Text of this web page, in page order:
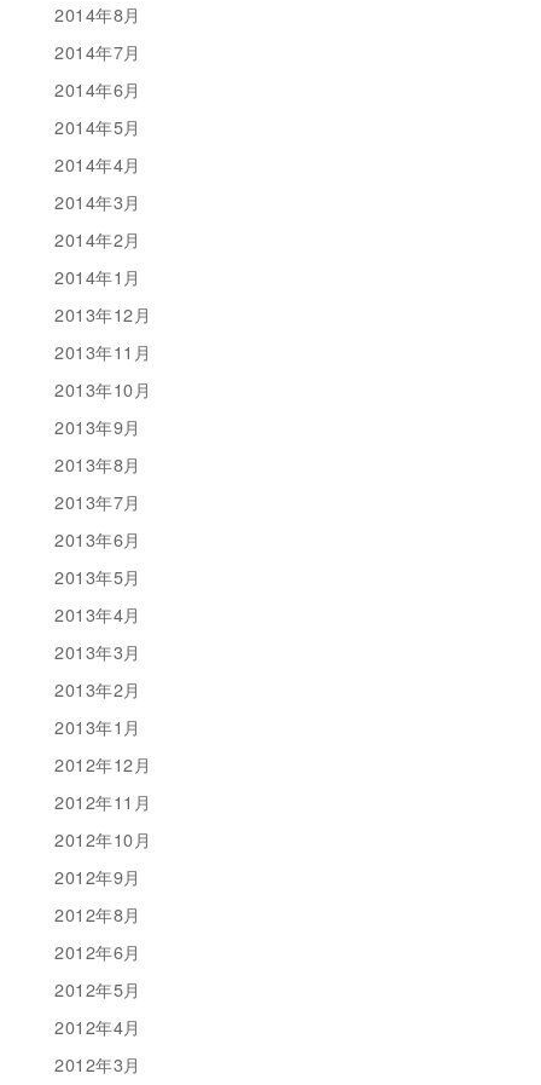
2014年8月
2014年7月
2014年6月
2014年5月
2014年4月
2014年3月
2014年2月
2014年1月
2013年12月
2013年11月
2013年10月
2013年9月
2013年8月
2013年7月
2013年6月
2013年5月
2013年4月
2013年3月
2013年2月
2013年1月
2012年12月
2012年11月
2012年10月
2012年9月
2012年8月
2012年6月
2012年5月
2012年4月
2012年3月